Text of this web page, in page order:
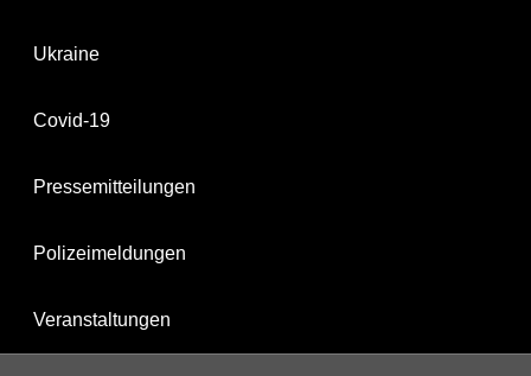
Ukraine
Covid-19
Pressemitteilungen
Polizeimeldungen
Veranstaltungen